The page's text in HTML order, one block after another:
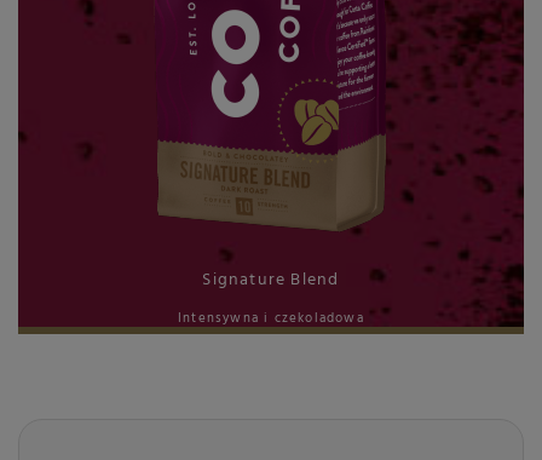
Signature Blend
Intensywna i czekoladowa